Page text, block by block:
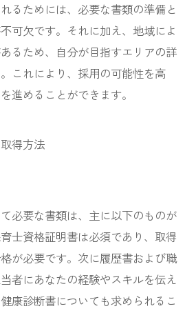
るためには、必要な書類の準備と
可欠です。それに加え、地域によ
るため、自分が目指すエリアの詳
これにより、採用の可能性を高
進めることができます。
得方法
必要な書類は、主に以下のものが
士資格証明書は必須であり、取得
が必要です。次に履歴書および職
者にあなたの経験やスキルを伝え
康診断書についても求められるこ